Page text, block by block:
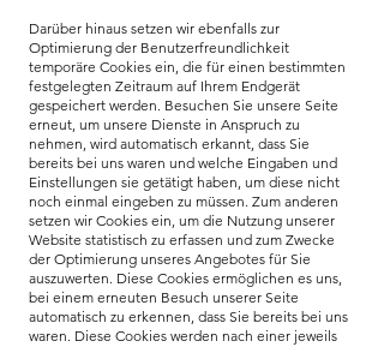
Darüber hinaus setzen wir ebenfalls zur
Optimierung der Benutzerfreundlichkeit
temporäre Cookies ein, die für einen bestimmten
festgelegten Zeitraum auf Ihrem Endgerät
gespeichert werden. Besuchen Sie unsere Seite
erneut, um unsere Dienste in Anspruch zu
nehmen, wird automatisch erkannt, dass Sie
bereits bei uns waren und welche Eingaben und
Einstellungen sie getätigt haben, um diese nicht
noch einmal eingeben zu müssen. Zum anderen
setzen wir Cookies ein, um die Nutzung unserer
Website statistisch zu erfassen und zum Zwecke
der Optimierung unseres Angebotes für Sie
auszuwerten. Diese Cookies ermöglichen es uns,
bei einem erneuten Besuch unserer Seite
automatisch zu erkennen, dass Sie bereits bei uns
waren. Diese Cookies werden nach einer jeweils